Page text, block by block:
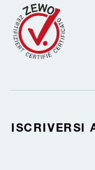
ISCRIVERSI